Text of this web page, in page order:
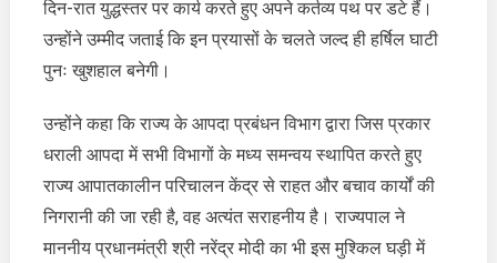
दिन-रात युद्धस्तर पर कार्य करते हुए अपने कर्तव्य पथ पर डटे हैं।
उन्होंने उम्मीद जताई कि इन प्रयासों के चलते जल्द ही हर्षिल घाटी
पुनः खुशहाल बनेगी।
उन्होंने कहा कि राज्य के आपदा प्रबंधन विभाग द्वारा जिस प्रकार
धराली आपदा में सभी विभागों के मध्य समन्वय स्थापित करते हुए
राज्य आपातकालीन परिचालन केंद्र से राहत और बचाव कार्यों की
निगरानी की जा रही है, वह अत्यंत सराहनीय है। राज्यपाल ने
माननीय प्रधानमंत्री श्री नरेंद्र मोदी का भी इस मुश्किल घड़ी में